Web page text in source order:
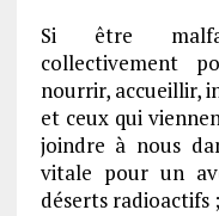
Si être
collectivement
nourrir, accueillir,
et ceux qui
joindre à nous
vitale pour un
déserts radioactifs ;